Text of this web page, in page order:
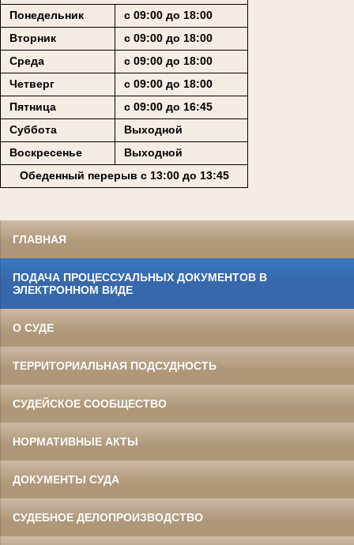
Понедельник
с 09:00 до 18:00
Вторник
с 09:00 до 18:00
Среда
с 09:00 до 18:00
Четверг
с 09:00 до 18:00
Пятница
с 09:00 до 16:45
Суббота
Выходной
Воскресенье
Выходной
Обеденный перерыв с 13:00 до 13:45
ГЛАВНАЯ
ПОДАЧА ПРОЦЕССУАЛЬНЫХ ДОКУМЕНТОВ В
ЭЛЕКТРОННОМ ВИДЕ
О СУДЕ
ТЕРРИТОРИАЛЬНАЯ ПОДСУДНОСТЬ
СУДЕЙСКОЕ СООБЩЕСТВО
НОРМАТИВНЫЕ АКТЫ
ДОКУМЕНТЫ СУДА
СУДЕБНОЕ ДЕЛОПРОИЗВОДСТВО